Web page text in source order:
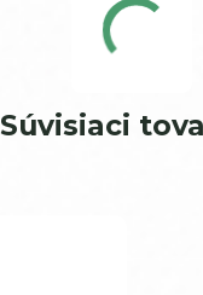
Súvisiaci